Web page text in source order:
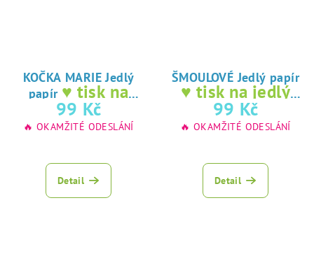
KOČKA MARIE Jedlý
papír ♥ tisk na
jedlý papír
99 Kč
🔥 OKAMŽITÉ ODESLÁNÍ
Detail
ŠMOULOVÉ Jedlý papír
♥ tisk na jedlý
papír
99 Kč
🔥 OKAMŽITÉ ODESLÁNÍ
Detail